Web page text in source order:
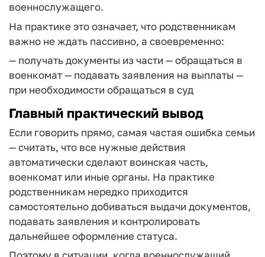
военнослужащего.
На практике это означает, что родственникам
важно не ждать пассивно, а своевременно:
— получать документы из части — обращаться в
военкомат— подавать заявления на выплаты —
при необходимости обращаться в суд
Главный практический вывод
Если говорить прямо, самая частая ошибка семьи
— считать, что все нужные действия
автоматически сделают воинская часть,
военкомат или иные органы. На практике
родственникам нередко приходится
самостоятельно добиваться выдачи документов,
подавать заявления и контролировать
дальнейшее оформление статуса.